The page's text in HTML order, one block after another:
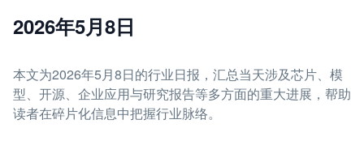
2026年5月8日
本文为2026年5月8日的行业日报，汇总当天涉及芯片、模
型、开源、企业应用与研究报告等多方面的重大进展，帮助
读者在碎片化信息中把握行业脉络。